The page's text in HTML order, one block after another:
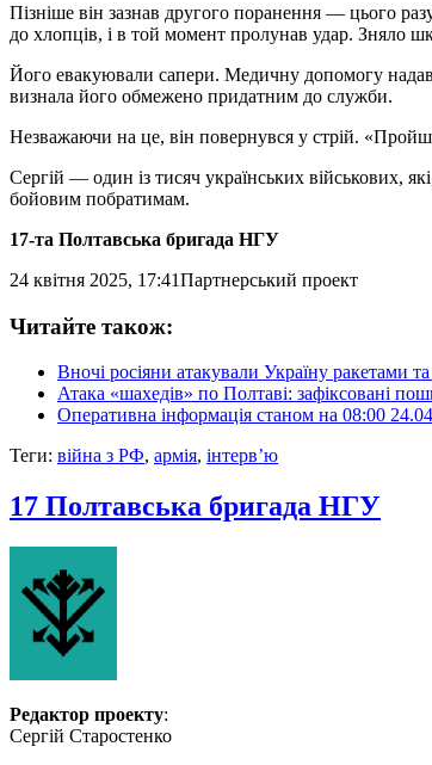
Пізніше він зазнав другого поранення — цього
до хлопців, і в той момент пролунав удар. Зняло
Його евакуювали сапери. Медичну допомогу
визнала його обмежено придатним до служби.
Незважаючи на це, він повернувся у стрій.
Сергій — один із тисяч українських військових,
бойовим побратимам.
17-та Полтавська бригада НГУ
24 квітня 2025, 17:41Партнерський проект
Читайте також:
Вночі росіяни атакували Україну ракетами
Атака «шахедів» по Полтаві: зафіксовані
Оперативна інформація станом на 08:00
Теги: війна з РФ, армія, інтерв’ю
17 Полтавська бригада НГУ
Редактор проекту:
Сергій Старостенко